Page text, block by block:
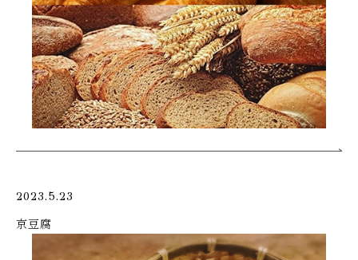
2023.5.23
京豆腐